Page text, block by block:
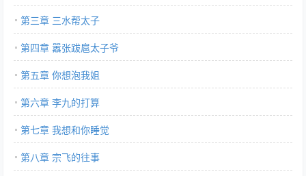
第三章 三水帮太子
第四章 嚣张跋扈太子爷
第五章 你想泡我姐
第六章 李九的打算
第七章 我想和你睡觉
第八章 宗飞的往事